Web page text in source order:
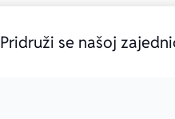
Pridruži se našoj